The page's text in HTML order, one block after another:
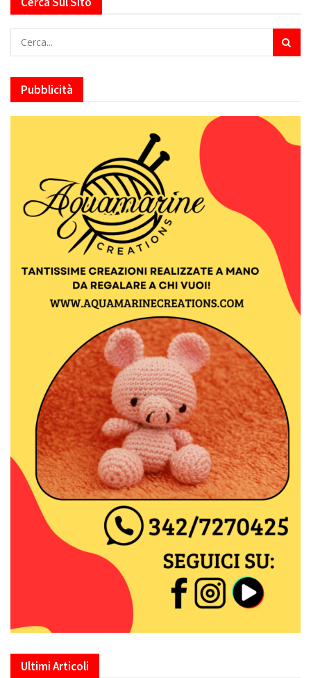
Pubblicità
Ultimi Articoli